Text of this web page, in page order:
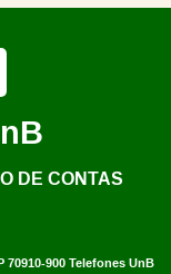
70910-900 Telefones UnB
DE CONTAS